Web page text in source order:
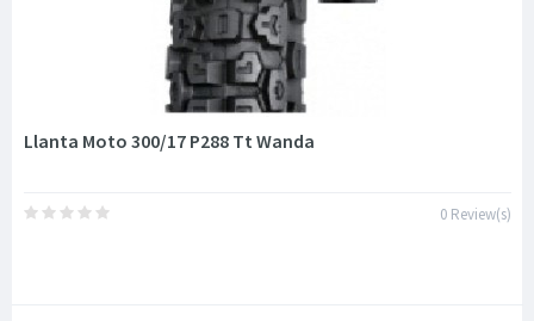
Llanta Moto 300/17 P288 Tt Wanda
0 Review(s)